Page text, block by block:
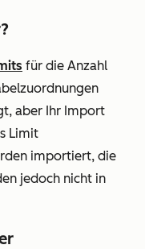
für die Anzahl
aber Ihr Import
Limit
importiert, die
jedoch nicht in